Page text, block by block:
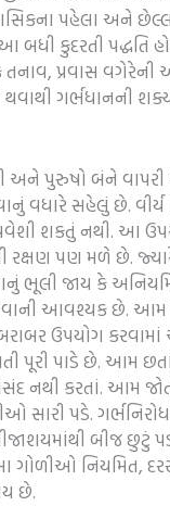
પહેલા અને
બધી કુદરતી પદ્ધતિ
તનાવ, પ્રવાસ વગેરેની
થવાથી ગર્ભધાનની
અને પુરુષો બંને
વધારે સહેલું છે.
શકતું નથી. આ
રક્ષણ પણ મળે છે. જ્યારે
ભૂલી જાય કે
આવશ્યક છે. આમ
ઉપયોગ
પૂરી પાડે છે. આમ
નથી કરતાં. આમ
સારી પડે.
બીજ છુટું
ગોળીઓ નિયમિત,
છે.